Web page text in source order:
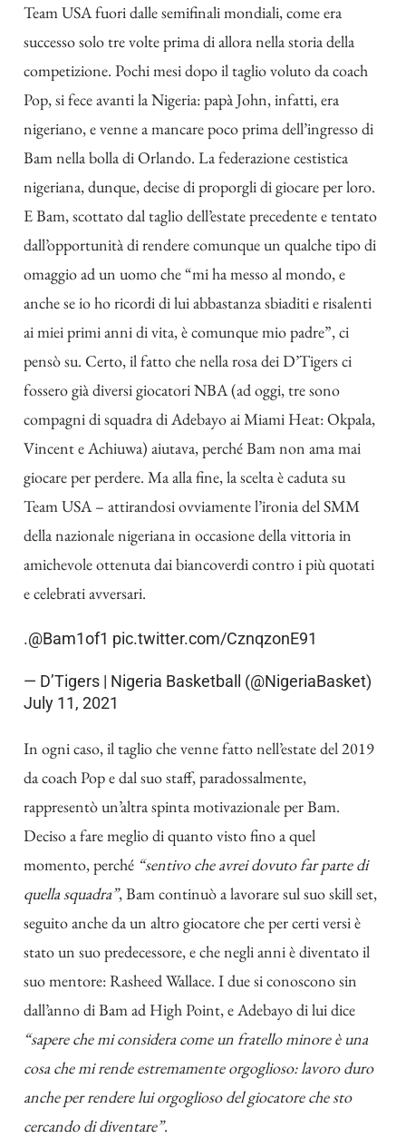
Team USA fuori dalle semifinali mondiali, come era
successo solo tre volte prima di allora nella storia della
competizione. Pochi mesi dopo il taglio voluto da coach
Pop, si fece avanti la Nigeria: papà John, infatti, era
nigeriano, e venne a mancare poco prima dell’ingresso di
Bam nella bolla di Orlando. La federazione cestistica
nigeriana, dunque, decise di proporgli di giocare per loro.
E Bam, scottato dal taglio dell’estate precedente e tentato
dall’opportunità di rendere comunque un qualche tipo di
omaggio ad un uomo che “mi ha messo al mondo, e
anche se io ho ricordi di lui abbastanza sbiaditi e risalenti
ai miei primi anni di vita, è comunque mio padre”, ci
pensò su. Certo, il fatto che nella rosa dei D’Tigers ci
fossero già diversi giocatori NBA (ad oggi, tre sono
compagni di squadra di Adebayo ai Miami Heat: Okpala,
Vincent e Achiuwa) aiutava, perché Bam non ama mai
giocare per perdere. Ma alla fine, la scelta è caduta su
Team USA – attirandosi ovviamente l’ironia del SMM
della nazionale nigeriana in occasione della vittoria in
amichevole ottenuta dai biancoverdi contro i più quotati
e celebrati avversari.
.@Bam1of1 pic.twitter.com/CznqzonE91
— D’Tigers | Nigeria Basketball (@NigeriaBasket)
July 11, 2021
In ogni caso, il taglio che venne fatto nell’estate del 2019
da coach Pop e dal suo staff, paradossalmente,
rappresentò un’altra spinta motivazionale per Bam.
Deciso a fare meglio di quanto visto fino a quel
momento, perché “sentivo che avrei dovuto far parte di
quella squadra”, Bam continuò a lavorare sul suo skill set,
seguito anche da un altro giocatore che per certi versi è
stato un suo predecessore, e che negli anni è diventato il
suo mentore: Rasheed Wallace. I due si conoscono sin
dall’anno di Bam ad High Point, e Adebayo di lui dice
“sapere che mi considera come un fratello minore è una
cosa che mi rende estremamente orgoglioso: lavoro duro
anche per rendere lui orgoglioso del giocatore che sto
cercando di diventare”.